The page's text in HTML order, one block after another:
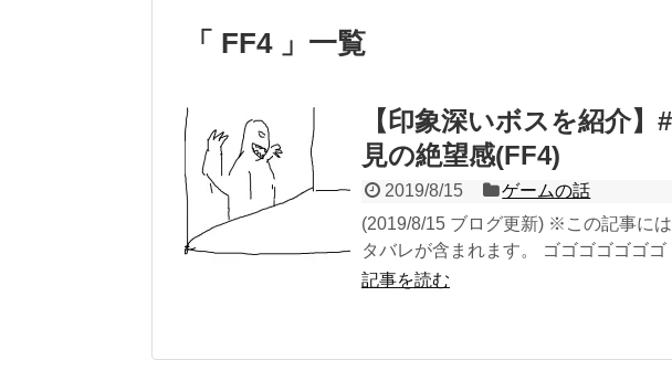
「 FF4 」一覧
【印象深いボスを紹介
見の絶望感(FF4)
2019/8/15
ゲームの話
(2019/8/15 ブログ更新) ※この記事に
タバレが含まれます。 ゴゴゴゴゴゴゴ
記事を読む